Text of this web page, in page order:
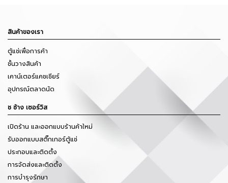
สินค้าของเรา
ตู้แช่เพื่อการค้า
ชั้นวางสินค้า
เคาน์เตอร์แคชเชียร์
อุปกรณ์ตลาดนัด
ช ช้าง เซอร์วิส
เปิดร้าน และออกแบบร้านค้าใหม่
รับออกแบบสติ๊กเกอร์ตู้แช่
ประกอบและติดตั้ง
การจัดส่งและติดตั้ง
การบำรุงรักษา